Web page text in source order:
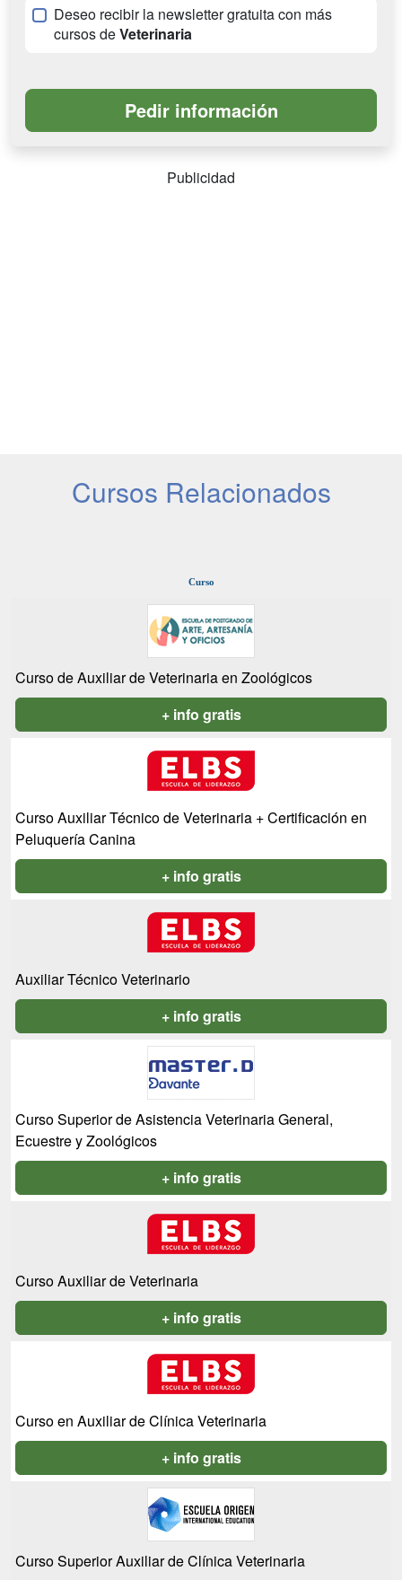
Deseo recibir la newsletter gratuita con más
cursos deVeterinaria
Publicidad
Cursos Relacionados
Curso
Curso de Auxiliar de Veterinaria en Zoológicos
+ info gratis
Curso Auxiliar Técnico de Veterinaria + Certificación en
Peluquería Canina
+ info gratis
Auxiliar Técnico Veterinario
+ info gratis
Curso Superior de Asistencia Veterinaria General,
Ecuestre y Zoológicos
+ info gratis
Curso Auxiliar de Veterinaria
+ info gratis
Curso en Auxiliar de Clínica Veterinaria
+ info gratis
Curso Superior Auxiliar de Clínica Veterinaria